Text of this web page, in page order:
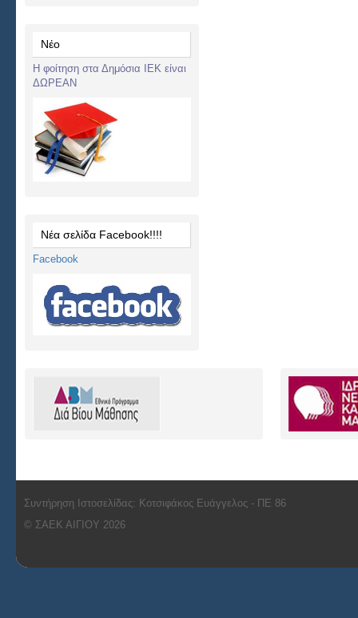
Νέο
Η φοίτηση στα Δημόσια ΙΕΚ είναι
ΔΩΡΕΑΝ
Νέα σελίδα Facebook!!!!
Facebook
Συντήρηση Ιστοσελίδας: Κοτσιφάκος Ευάγγελος - ΠΕ 86
© ΣΑΕΚ ΑΙΓΙΟΥ 2026